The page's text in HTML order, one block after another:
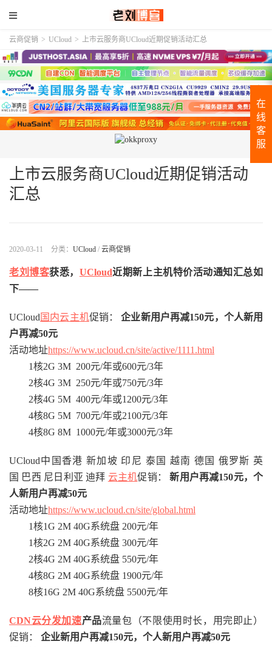
云商促销 > UCloud > 上市云服务商UCloud近期促销活动汇总
上市云服务商UCloud近期促销活动
汇总
2020-03-11 分类： UCloud / 云商促销
老刘博客获悉， UCloud近期新上主机特价活动通知汇总如
下——
UCloud 国内云主机促销：企业新用户再减150元，个人新用
户再减50元
活动地址https://www.ucloud.cn/site/active/1111.html
1核2G 3M 200元/年或600元/3年
2核4G 3M 250元/年或750元/3年
2核4G 5M 400元/年或1200元/3年
4核8G 5M 700元/年或2100元/3年
4核8G 8M 1000元/年或3000元/3年
UCloud中国香港 新加坡 印尼 泰国 越南 德国 俄罗斯 英
国 巴西 尼日利亚 迪拜 云主机促销：新用户再减150元，个
人新用户再减50元
活动地址https://www.ucloud.cn/site/global.html
1核1G 2M 40G系统盘 200元/年
1核2G 2M 40G系统盘 300元/年
2核4G 2M 40G系统盘 550元/年
4核8G 2M 40G系统盘 1900元/年
8核16G 2M 40G系统盘 5500元/年
CDN云分发加速产品流量包（不限使用时长，用完即止）
促销： 企业新用户再减150元，个人新用户再减50元
在
线
客
服